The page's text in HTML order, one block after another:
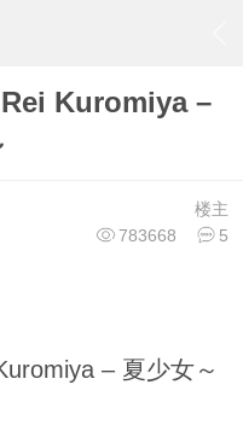
Kuromiya –
楼主
783668
5
– 夏少女～